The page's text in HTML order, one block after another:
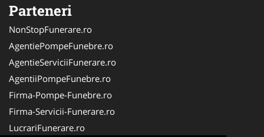
Parteneri
NonStopFunerare.ro
AgentiePompeFunebre.ro
AgentieServiciiFunerare.ro
AgentiiPompeFunebre.ro
Firma-Pompe-Funebre.ro
Firma-Servicii-Funerare.ro
LucrariFunerare.ro